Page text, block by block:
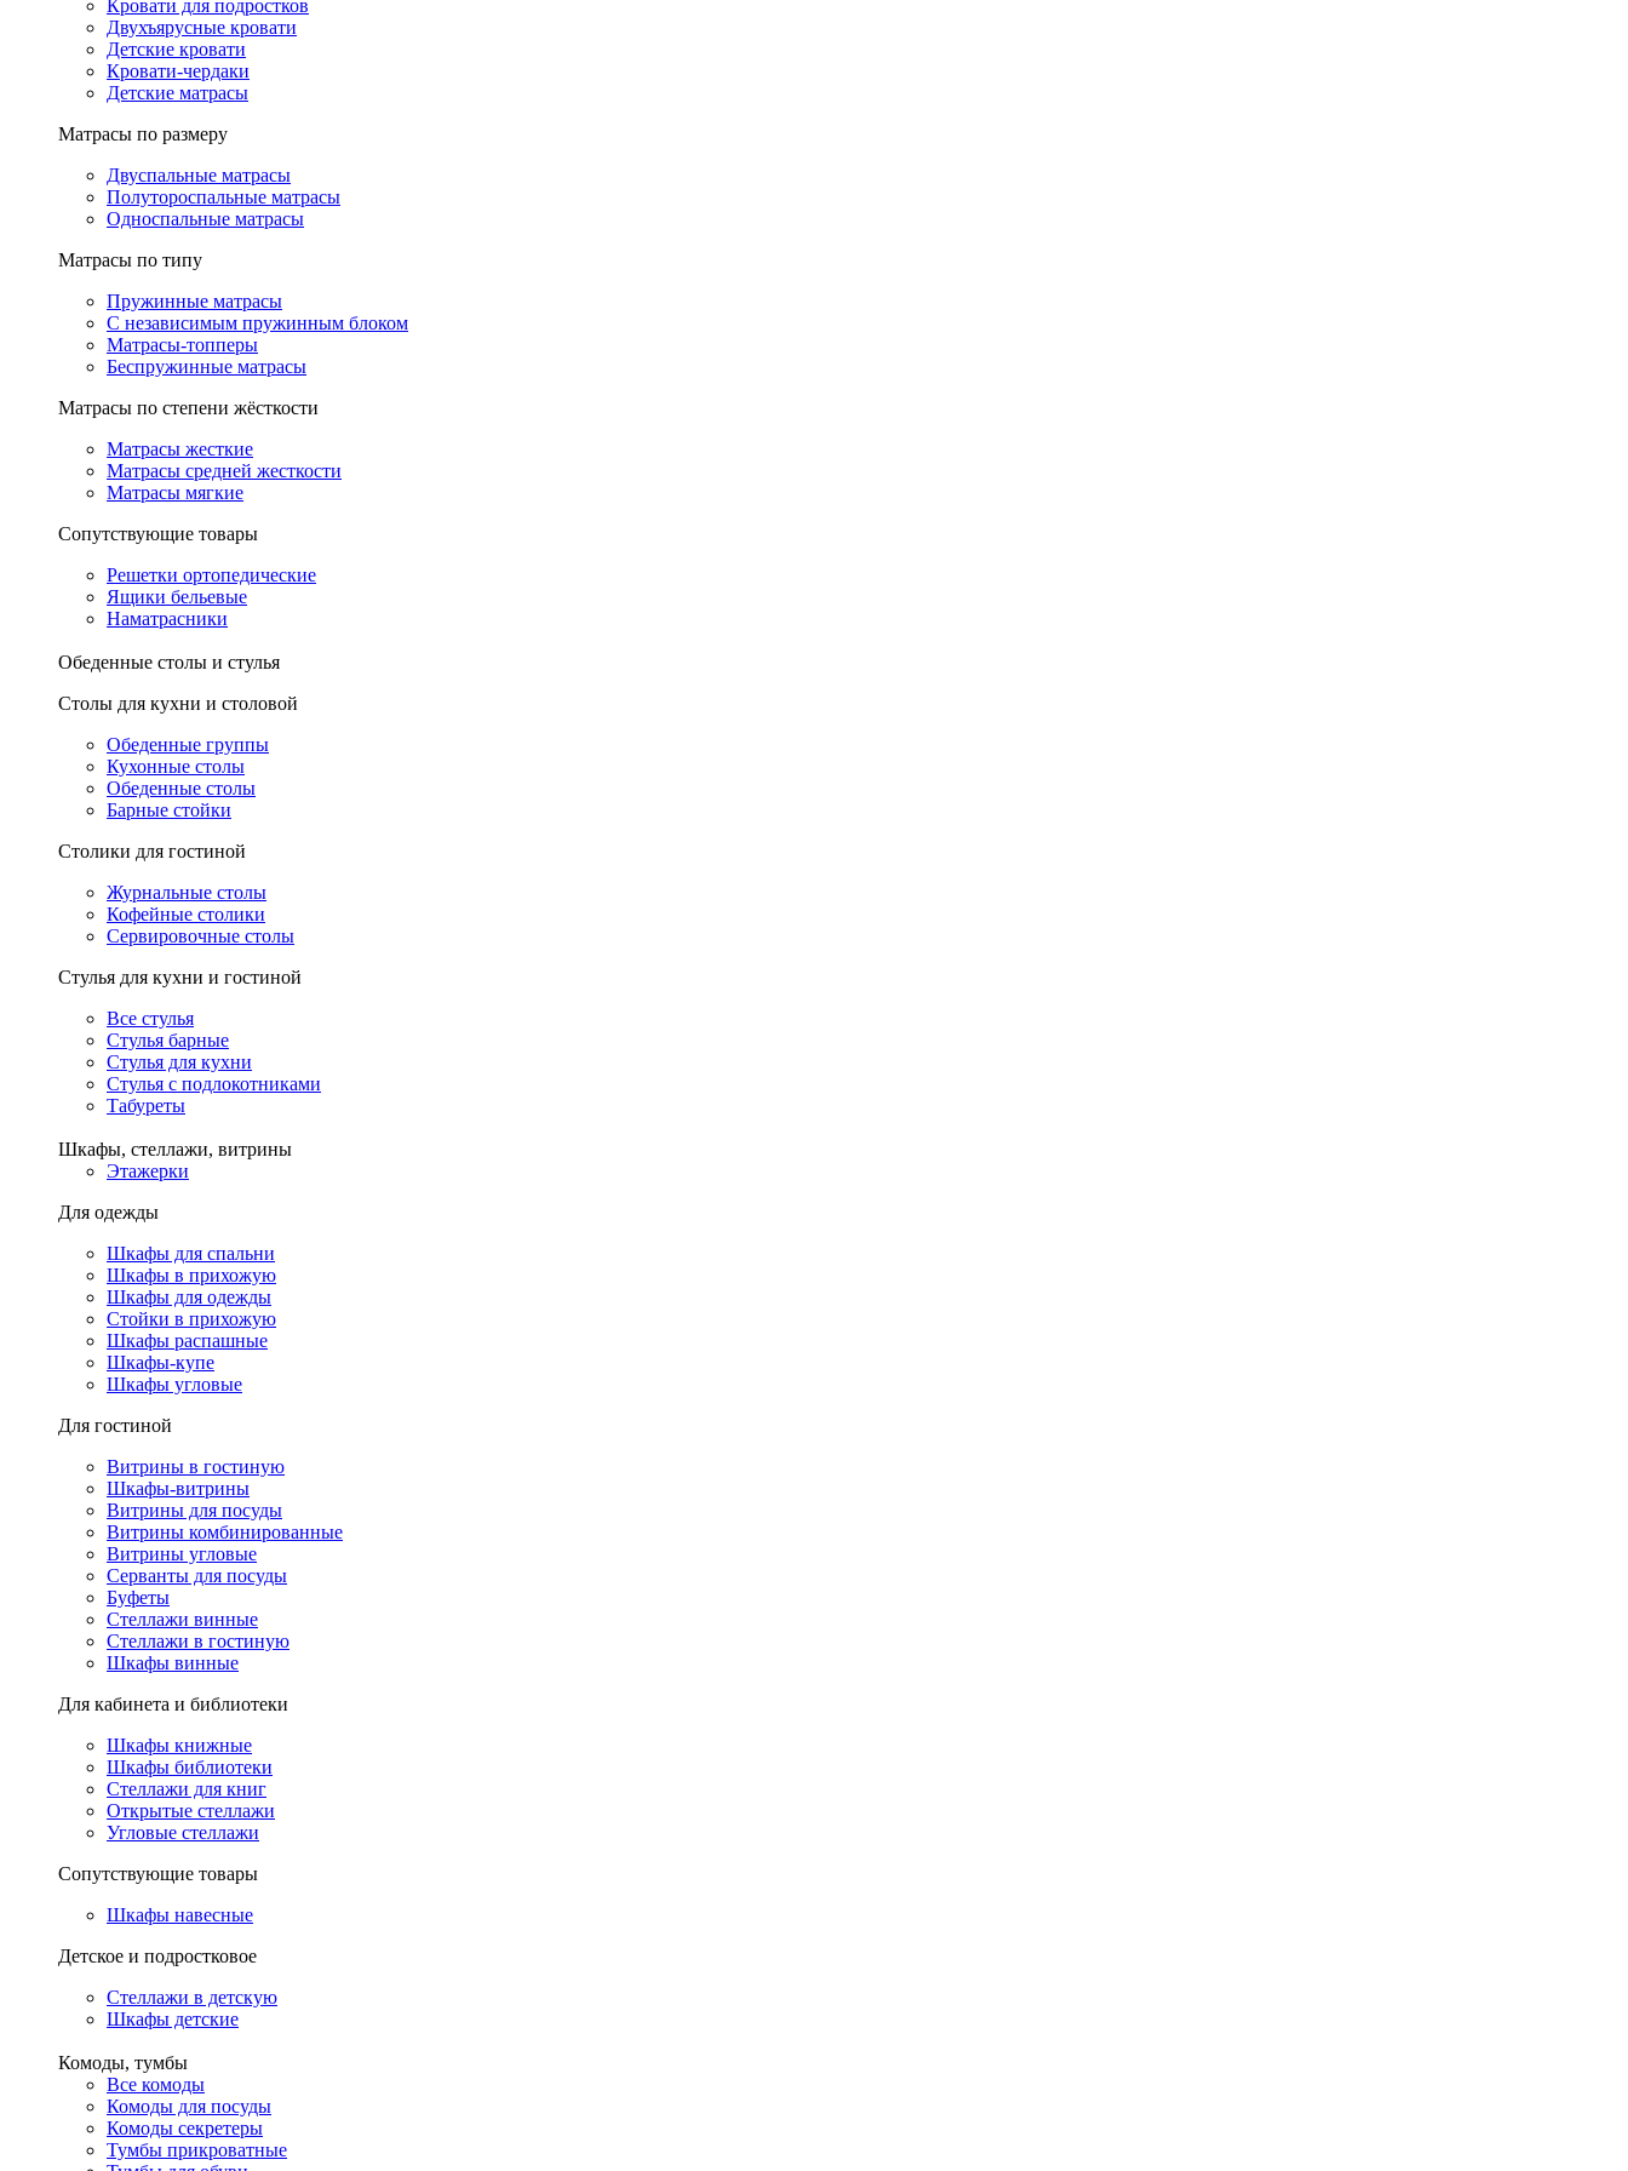
Кровати для подростков
Двухъярусные кровати
Детские кровати
Кровати-чердаки
Детские матрасы
Матрасы по размеру
Двуспальные матрасы
Полутороспальные матрасы
Односпальные матрасы
Матрасы по типу
Пружинные матрасы
С независимым пружинным блоком
Матрасы-топперы
Беспружинные матрасы
Матрасы по степени жёсткости
Матрасы жесткие
Матрасы средней жесткости
Матрасы мягкие
Сопутствующие товары
Решетки ортопедические
Ящики бельевые
Наматрасники
Обеденные столы и стулья
Столы для кухни и столовой
Обеденные группы
Кухонные столы
Обеденные столы
Барные стойки
Столики для гостиной
Журнальные столы
Кофейные столики
Сервировочные столы
Стулья для кухни и гостиной
Все стулья
Стулья барные
Стулья для кухни
Стулья с подлокотниками
Табуреты
Шкафы, стеллажи, витрины
Этажерки
Для одежды
Шкафы для спальни
Шкафы в прихожую
Шкафы для одежды
Стойки в прихожую
Шкафы распашные
Шкафы-купе
Шкафы угловые
Для гостиной
Витрины в гостиную
Шкафы-витрины
Витрины для посуды
Витрины комбинированные
Витрины угловые
Серванты для посуды
Буфеты
Стеллажи винные
Стеллажи в гостиную
Шкафы винные
Для кабинета и библиотеки
Шкафы книжные
Шкафы библиотеки
Стеллажи для книг
Открытые стеллажи
Угловые стеллажи
Сопутствующие товары
Шкафы навесные
Детское и подростковое
Стеллажи в детскую
Шкафы детские
Комоды, тумбы
Все комоды
Комоды для посуды
Комоды секретеры
Тумбы прикроватные